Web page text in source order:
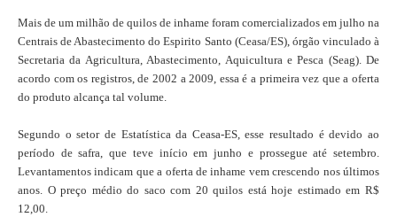
Mais de um milhão de quilos de inhame foram comercializados em julho na
Centrais de Abastecimento do Espirito Santo (Ceasa/ES), órgão vinculado à
Secretaria da Agricultura, Abastecimento, Aquicultura e Pesca (Seag). De
acordo com os registros, de 2002 a 2009, essa é a primeira vez que a oferta
do produto alcança tal volume.
Segundo o setor de Estatística da Ceasa-ES, esse resultado é devido ao
período de safra, que teve início em junho e prossegue até setembro.
Levantamentos indicam que a oferta de inhame vem crescendo nos últimos
anos. O preço médio do saco com 20 quilos está hoje estimado em R$
12,00.